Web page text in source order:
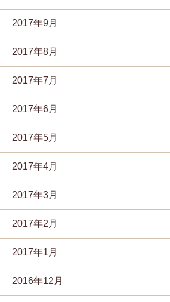
2017年9月
2017年8月
2017年7月
2017年6月
2017年5月
2017年4月
2017年3月
2017年2月
2017年1月
2016年12月